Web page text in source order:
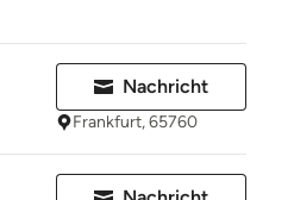
Nachricht
Frankfurt, 65760